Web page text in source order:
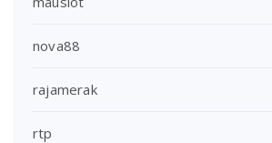
nova88
rajamerak
rtp